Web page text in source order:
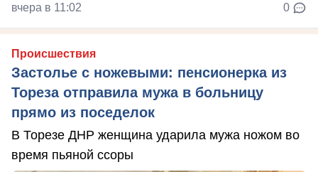
вчера в 11:02 0
Происшествия
Застолье с ножевыми: пенсионерка из
Тореза отправила мужа в больницу
прямо из поседелок
В Торезе ДНР женщина ударила мужа ножом во
время пьяной ссоры